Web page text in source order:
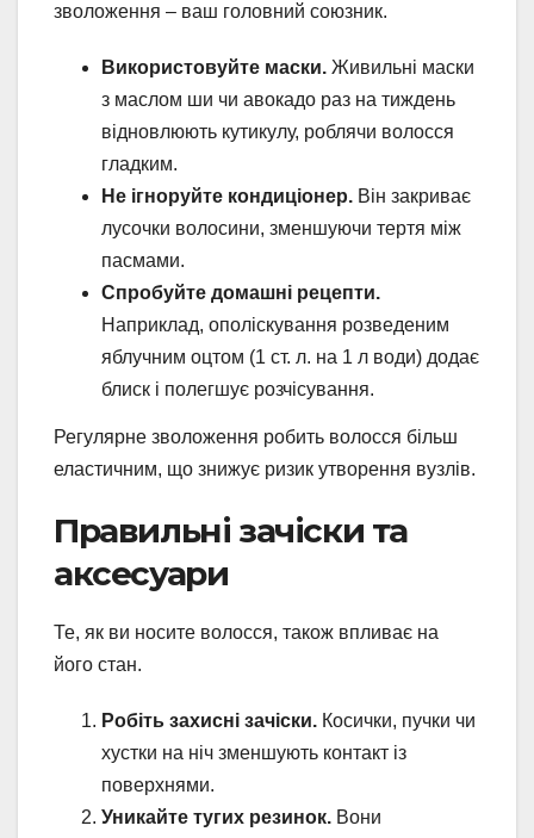
зволоження – ваш головний союзник.
Використовуйте маски. Живильні маски
з маслом ши чи авокадо раз на тиждень
відновлюють кутикулу, роблячи волосся
гладким.
Не ігноруйте кондиціонер. Він закриває
лусочки волосини, зменшуючи тертя між
пасмами.
Спробуйте домашні рецепти.
Наприклад, ополіскування розведеним
яблучним оцтом (1 ст. л. на 1 л води) додає
блиск і полегшує розчісування.
Регулярне зволоження робить волосся більш
еластичним, що знижує ризик утворення вузлів.
Правильні зачіски та
аксесуари
Те, як ви носите волосся, також впливає на
його стан.
Робіть захисні зачіски. Косички, пучки чи
хустки на ніч зменшують контакт із
поверхнями.
Уникайте тугих резинок. Вони